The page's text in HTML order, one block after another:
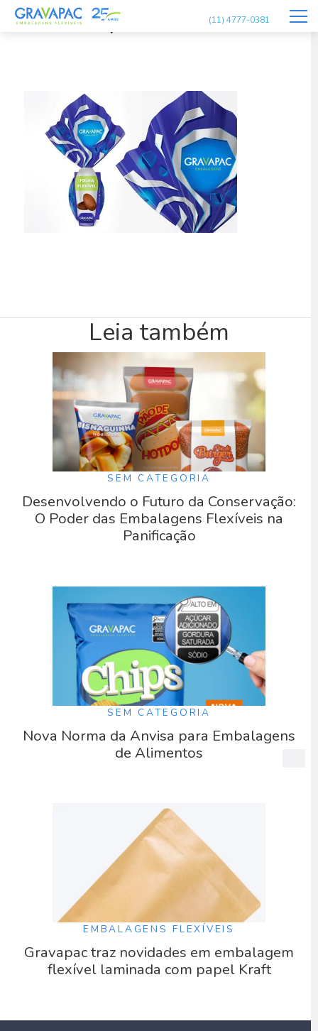
(11) 4777-0381
ovo-de-pascoa
Leia também
SEM CATEGORIA
Desenvolvendo o Futuro da Conservação:
O Poder das Embalagens Flexíveis na
Panificação
SEM CATEGORIA
Nova Norma da Anvisa para Embalagens
de Alimentos
EMBALAGENS FLEXÍVEIS
Gravapac traz novidades em embalagem
flexível laminada com papel Kraft